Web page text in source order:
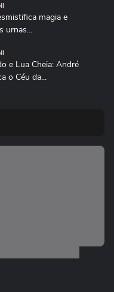
magia e
urnas...
e Lua Cheia: André
o Céu da...
signos...